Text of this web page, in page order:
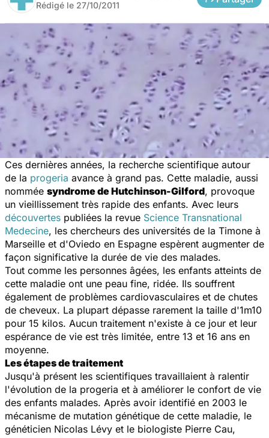
Rédigé le 27/10/2011
Ces dernières années, la recherche scientifique autour
de la progeria avance à grand pas. Cette maladie, aussi
nommée syndrome de Hutchinson-Gilford, provoque
un vieillissement très rapide des enfants. Avec leurs
découvertes publiées la revue Science Transnational
Medecine, les chercheurs des universités de la Timone à
Marseille et d'Oviedo en Espagne espèrent augmenter de
façon significative la durée de vie des malades.
Tout comme les personnes âgées, les enfants atteints de
cette maladie ont une peau fine, ridée. Ils souffrent
également de problèmes cardiovasculaires et de chutes
de cheveux. La plupart dépasse rarement la taille d'1m10
pour 15 kilos. Aucun traitement n'existe à ce jour et leur
espérance de vie est très limitée, entre 13 et 16 ans en
moyenne.
Les étapes de traitement
Jusqu'à présent les scientifiques travaillaient à ralentir
l'évolution de la progeria et à améliorer le confort de vie
des enfants malades. Après avoir identifié en 2003 le
mécanisme de mutation génétique de cette maladie, le
généticien Nicolas Lévy et le biologiste Pierre Cau,